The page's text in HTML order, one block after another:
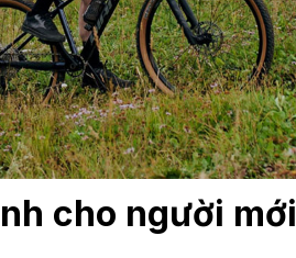
cho người mới